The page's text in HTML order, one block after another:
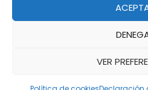
VER